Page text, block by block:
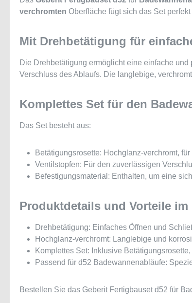
verchromten Oberfläche fügt sich das Set
Mit Drehbetätigung für
Die Drehbetätigung ermöglicht eine einfache
Verschluss des Ablaufs. Die langlebige,
Komplettes Set für den
Das Set besteht aus:
Betätigungsrosette: Hochglanz-verchromt,
Ventilstopfen: Für den zuverlässigen
Befestigungsmaterial: Enthalten, um eine
Produktdetails und Vorteile im
Drehbetätigung: Einfaches Öffnen und
Hochglanz-verchromt: Langlebige und
Komplettes Set: Inklusive
Passend für d52 Badewannenabläufe:
Bestellen Sie das Geberit Fertigbauset d52 für